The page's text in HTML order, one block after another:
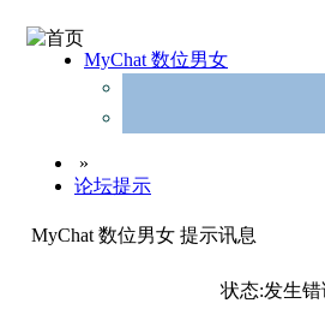
MyChat 数位男女
»
论坛提示
MyChat 数位男女 提示讯息
状态:发生